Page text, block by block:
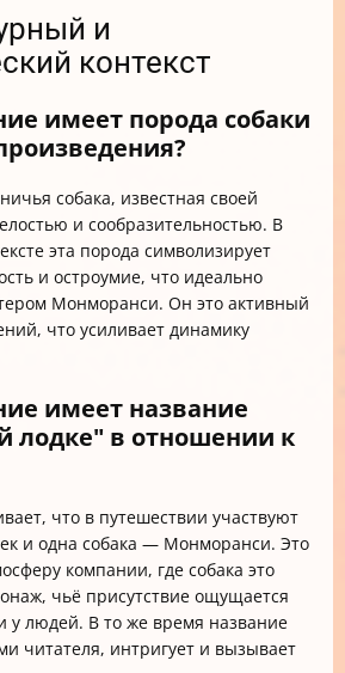
и
контекст
имеет порода собаки
собака, известная своей
и сообразительностью. В
эта порода символизирует
и остроумие, что идеально
Монморанси. Он это активный
что усиливает динамику
имеет название
лодке" в отношении к
что в путешествии участвуют
и одна собака — Монморанси. Это
компании, где собака это
чьё присутствие ощущается
у людей. В то же время название
читателя, интригует и вызывает